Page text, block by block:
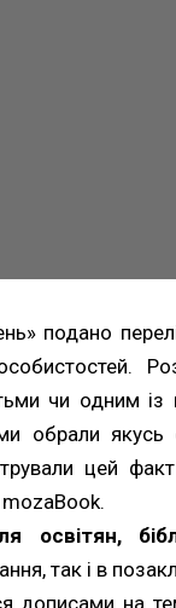
подано
чи одним із
обрали якусь
цей
mozaBook.
так і в
дописами на